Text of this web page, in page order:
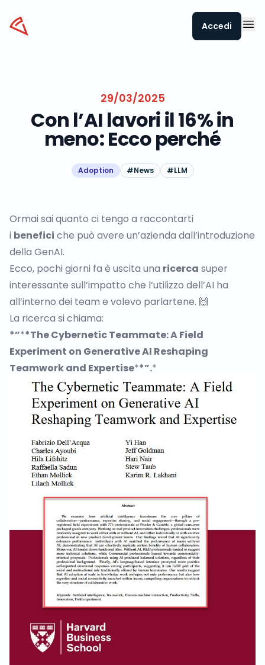
Datapizza Accedi
29/03/2025
Con l’AI lavori il 16% in
meno: Ecco perché
Adoption #News #LLM
Ormai sai quanto ci tengo a raccontarti
i benefici che può avere un’azienda dall’introduzione
della GenAI.
Ecco, pochi giorni fa è uscita una ricerca super
interessante sull’impatto che l’utilizzo dell’AI ha
all’interno dei team e volevo parlartene. 🙌
La ricerca si chiama:
*”**The Cybernetic Teammate: A Field
Experiment on Generative AI Reshaping
Teamwork and Expertise**”.*